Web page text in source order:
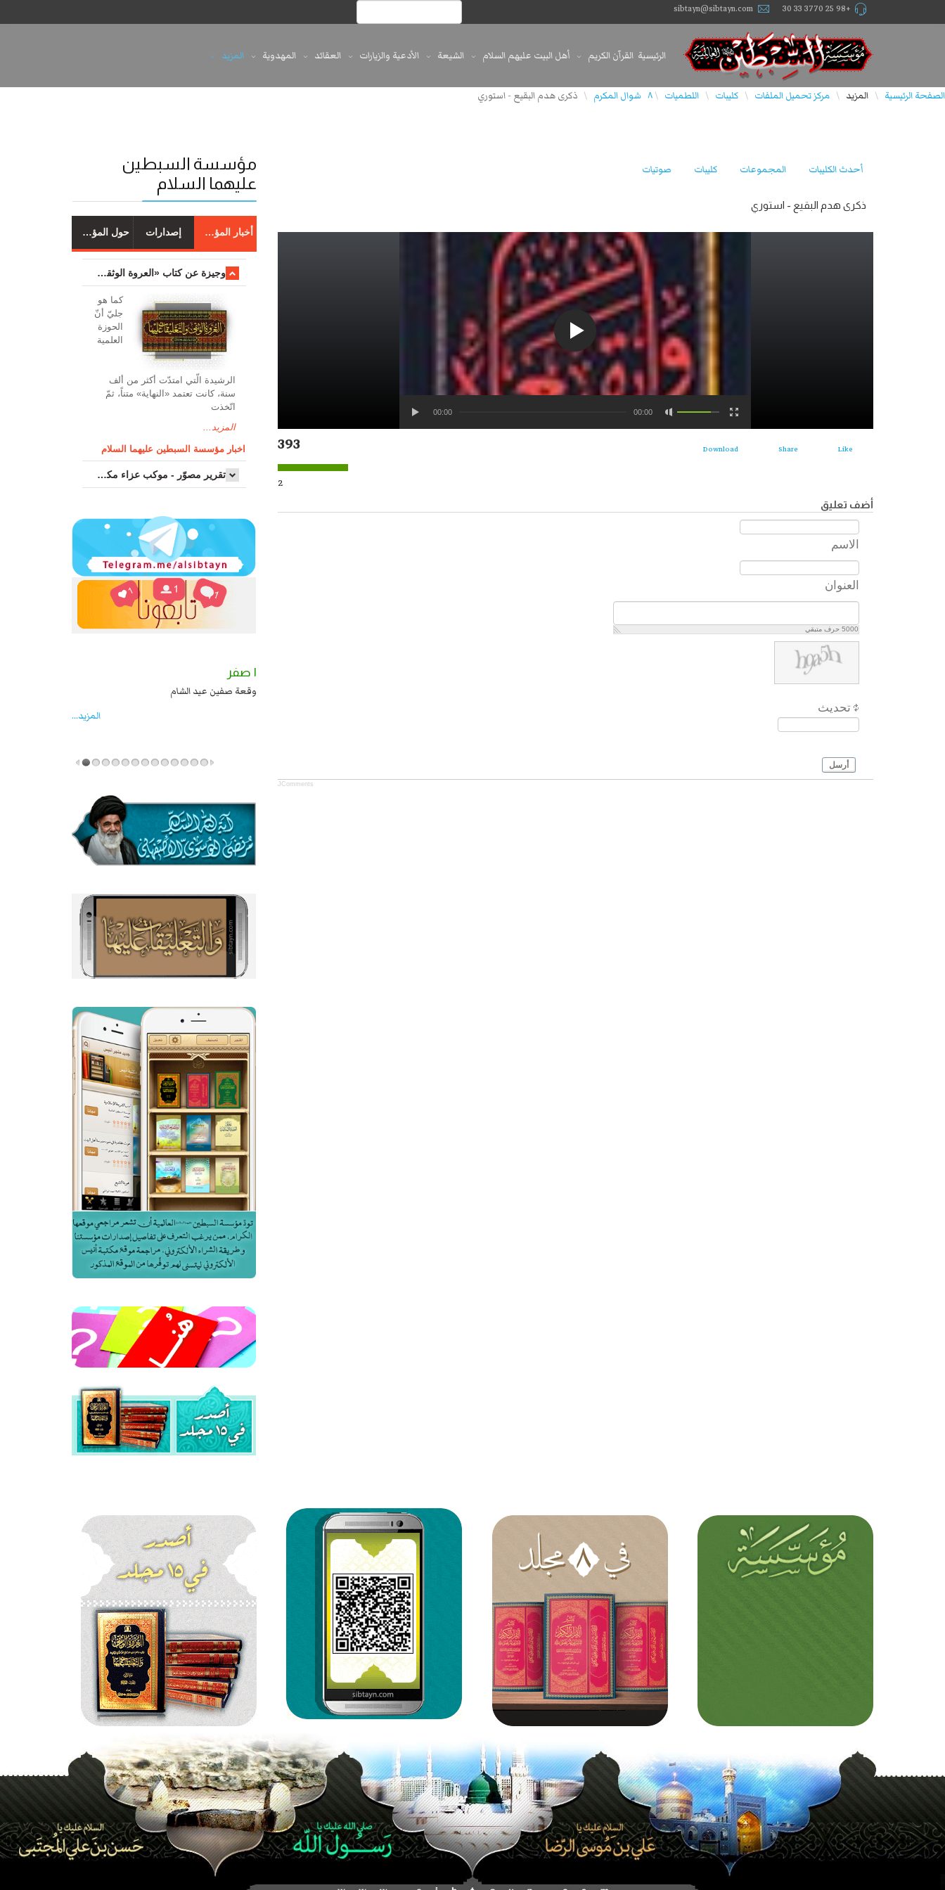
+98 25 3770 33 30
sibtayn@sibtayn.com
الرئيسية القرآن الكريم أهل البيت عليهم السلام الشيعة الأدعية والزيارات العقائد المهدوية المزيد
الصفحة الرئيسية \ المزيد \ مركز تحميل الملفات \ كليبات \ اللطميات \ ۸ شوال المکرم \ ذكرى هدم البقيع - استوري
أحدث الكليبات المجموعات كليبات صوتيات
ذكرى هدم البقيع - استوري
00:00 00:00
Like
Share
Download
393
2
أضف تعليق
الاسم
العنوان
5000 حرف متبقي
تحديث
أرسل
JComments
مؤسسة السبطين
عليهما السلام
أخبار المؤسسة إصدارات حول المؤسسة
وجیزة عن کتاب «العروة الوثقی والتعلیقات علیها»
کما هو
جليّ أنّ
الحوزة
العلمیة
الرشیدة الّتي امتدّت أكثر من ألف
سنة، كانت تعتمد «النهاية» متناً، ثمّ
اتّخذت
المزيد...
اخبار مؤسسة السبطين عليهما السلام
تقرير مصوّر - موكب عزاء مکتب سماحة اية الله السيد مرتضى الموسوي الاصفهاني في يوم إستشهاد السيدة فاطم...
السبايا عند يزيد شهادة زيد بن علي بن الحسين